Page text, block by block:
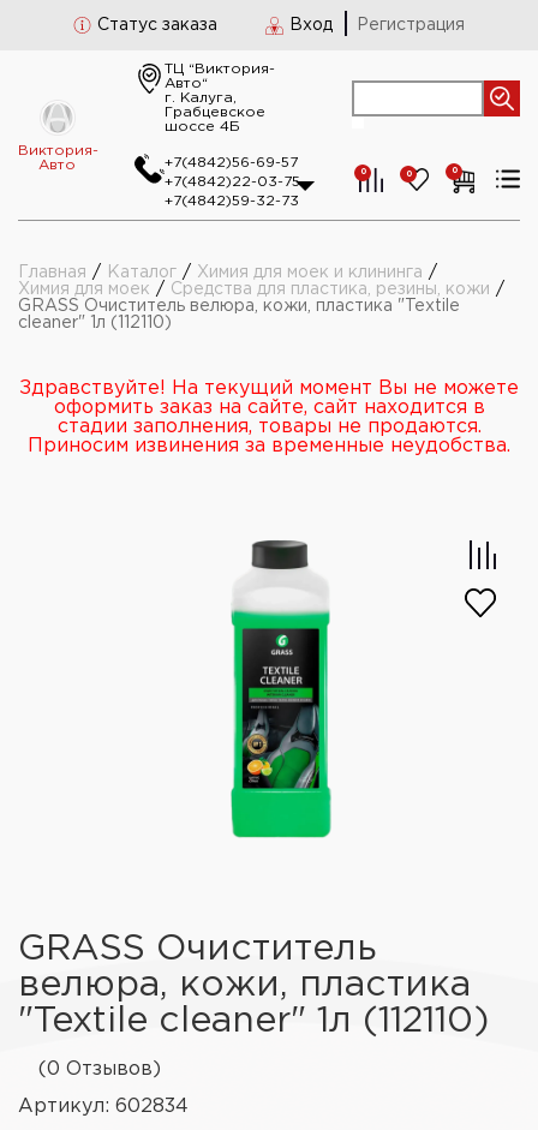
Статус заказа Вход Регистрация
Виктория-
Авто
ТЦ “Виктория-
Авто“
г. Калуга,
Грабцевское
шоссе 4Б
+7(4842)56-69-57
+7(4842)22-03-75
+7(4842)59-32-73
0 0 0
Главная / Каталог / Химия для моек и клининга /
Химия для моек / Средства для пластика, резины, кожи /
GRASS Очиститель велюра, кожи, пластика "Textile
cleaner" 1л (112110)
Здравствуйте! На текущий момент Вы не можете
оформить заказ на сайте, сайт находится в
стадии заполнения, товары не продаются.
Приносим извинения за временные неудобства.
GRASS Очиститель
велюра, кожи, пластика
"Textile cleaner" 1л (112110)
(0 Отзывов)
Артикул: 602834